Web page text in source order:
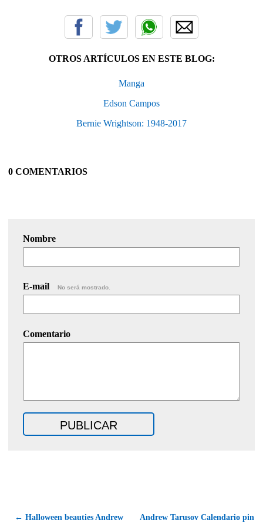
OTROS ARTÍCULOS EN ESTE BLOG:
Manga
Edson Campos
Bernie Wrightson: 1948-2017
0 COMENTARIOS
Nombre
E-mail No será mostrado.
Comentario
← Halloween beauties Andrew
Andrew Tarusov Calendario pin